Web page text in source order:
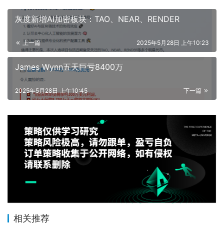
灰度新增AI加密板块：TAO、NEAR、RENDER
上一篇 2025年5月28日 上午10:23
James Wynn五天巨亏8400万
下一篇
2025年5月28日 上午10:45
相关推荐